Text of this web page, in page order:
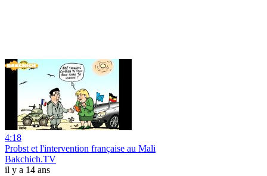
4:18
Probst et l'intervention française au Mali
Bakchich.TV
il y a 14 ans